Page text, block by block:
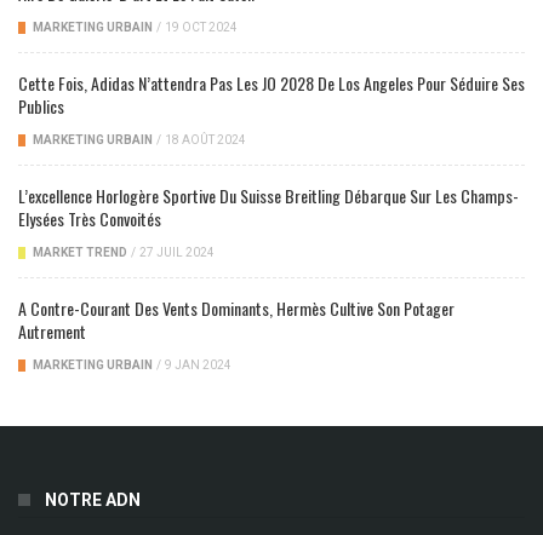
MARKETING URBAIN / 19 OCT 2024
Cette Fois, Adidas N’attendra Pas Les JO 2028 De Los Angeles Pour Séduire Ses
Publics
MARKETING URBAIN / 18 AOÛT 2024
L’excellence Horlogère Sportive Du Suisse Breitling Débarque Sur Les Champs-
Elysées Très Convoités
MARKET TREND / 27 JUIL 2024
A Contre-Courant Des Vents Dominants, Hermès Cultive Son Potager
Autrement
MARKETING URBAIN / 9 JAN 2024
NOTRE ADN